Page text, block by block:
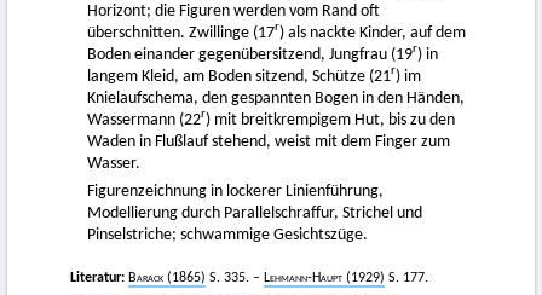
Horizont; die Figuren werden vom Rand oft
überschnitten. Zwillinge (17r) als nackte Kinder, auf dem
Boden einander gegenübersitzend, Jungfrau (19r) in
langem Kleid, am Boden sitzend, Schütze (21r) im
Knielaufschema, den gespannten Bogen in den Händen,
Wassermann (22r) mit breitkrempigem Hut, bis zu den
Waden in Flußlauf stehend, weist mit dem Finger zum
Wasser.
Figurenzeichnung in lockerer Linienführung,
Modellierung durch Parallelschraffur, Strichel und
Pinselstriche; schwammige Gesichtszüge.
Literatur: Barack (1865) S. 335. – Lehmann-Haupt (1929) S. 177.